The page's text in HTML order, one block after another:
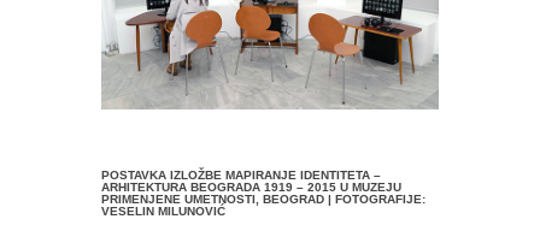
POSTAVKA IZLOŽBE MAPIRANJE IDENTITETA –
ARHITEKTURA BEOGRADA 1919 – 2015 U MUZEJU
PRIMENJENE UMETNOSTI, BEOGRAD | FOTOGRAFIJE:
VESELIN MILUNOVIĆ